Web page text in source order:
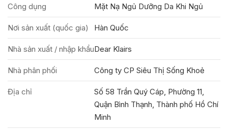
Công dụng Mặt Nạ Ngủ Dưỡng Da Khi Ngủ
Nơi sản xuất (quốc gia) Hàn Quốc
Nhà sản xuất / nhập khẩuDear Klairs
Nhà phân phối Công ty CP Siêu Thị Sống Khoẻ
Địa chỉ
Số 58 Trần Quý Cáp, Phường 11,
Quận Bình Thạnh, Thành phố Hồ Chí
Minh